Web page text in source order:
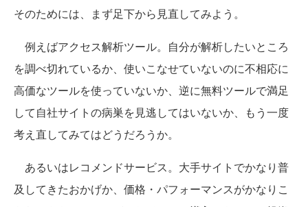
そのためには、まず足下から見直してみよう。
例えばアクセス解析ツール。自分が解析したいところ
を調べ切れているか、使いこなせていないのに不相応に
高価なツールを使っていないか、逆に無料ツールで満足
して自社サイトの病巣を見逃してはいないか、もう一度
考え直してみてはどうだろうか。
あるいはレコメンドサービス。大手サイトでかなり普
及してきたおかげか、価格・パフォーマンスがかなりこ